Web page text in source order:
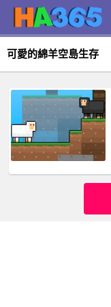
可愛的綿羊空島生存